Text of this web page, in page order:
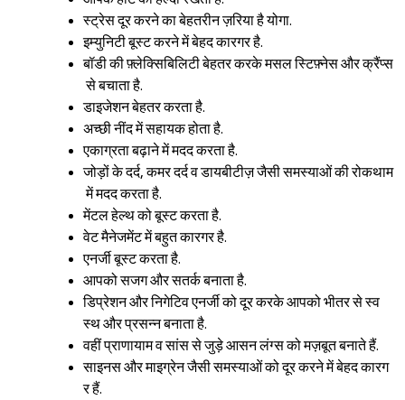
स्ट्रेस दूर करने का बेहतरीन ज़रिया है योगा.
इम्युनिटी बूस्ट करने में बेहद कारगर है.
बॉडी की फ़्लेक्सिबिलिटी बेहतर करके मसल स्टिफ़्नेस और क्रैंप्स
से बचाता है.
डाइजेशन बेहतर करता है.
अच्छी नींद में सहायक होता है.
एकाग्रता बढ़ाने में मदद करता है.
जोड़ों के दर्द, कमर दर्द व डायबीटीज़ जैसी समस्याओं की रोकथाम
में मदद करता है.
मेंटल हेल्थ को बूस्ट करता है.
वेट मैनेजमेंट में बहुत कारगर है.
एनर्जी बूस्ट करता है.
आपको सजग और सतर्क बनाता है.
डिप्रेशन और निगेटिव एनर्जी को दूर करके आपको भीतर से स्व
स्थ और प्रसन्न बनाता है.
वहीं प्राणायाम व सांस से जुड़े आसन लंग्स को मज़बूत बनाते हैं.
साइनस और माइग्रेन जैसी समस्याओं को दूर करने में बेहद कारग
र हैं.